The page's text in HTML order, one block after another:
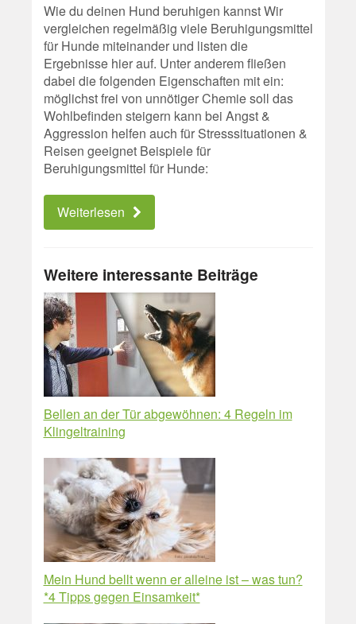
Wie du deinen Hund beruhigen kannst Wir
vergleichen regelmäßig viele Beruhigungsmittel
für Hunde miteinander und listen die
Ergebnisse hier auf. Unter anderem fließen
dabei die folgenden Eigenschaften mit ein:
möglichst frei von unnötiger Chemie soll das
Wohlbefinden steigern kann bei Angst &
Aggression helfen auch für Stresssituationen &
Reisen geeignet Beispiele für
Beruhigungsmittel für Hunde:
Weiterlesen
Weitere interessante Beiträge
Bellen an der Tür abgewöhnen: 4 Regeln im
Klingeltraining
Mein Hund bellt wenn er alleine ist – was tun?
*4 Tipps gegen Einsamkeit*